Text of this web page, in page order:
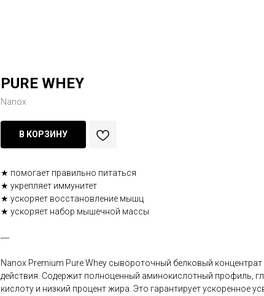
PURE WHEY
Nanox
В КОРЗИНУ
★ помогает правильно питаться
★ укрепляет иммунитет
★ ускоряет восстановление мышц
★ ускоряет набор мышечной массы
―
Nanox Premium Pure Whey сывороточный белковый
действия. Содержит полноценный аминокислотный профиль,
кислоту и низкий процент жира. Это гарантирует ускоренное